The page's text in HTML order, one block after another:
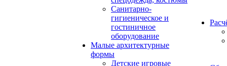
Санитарно-
гигиеническое и
гостиничное
оборудование
Малые архитектурные
формы
Детские игровые